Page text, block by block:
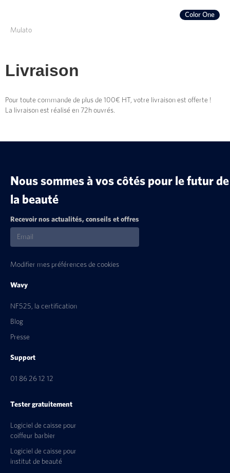
Color One
Mulato
Livraison
Pour toute commande de plus de 100€ HT, votre livraison est offerte !
La livraison est réalisé en 72h ouvrés.
Nous sommes à vos côtés pour le futur de
la beauté
Recevoir nos actualités, conseils et offres
Modifier mes préférences de cookies
Wavy
NF525, la certification
Blog
Presse
Support
01 86 26 12 12
Tester gratuitement
Logiciel de caisse pour
coiffeur barbier
Logiciel de caisse pour
institut de beauté